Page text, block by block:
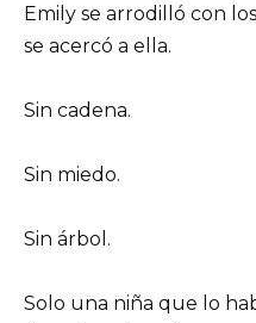
Emily se arrodilló con
se acercó a ella.
Sin cadena.
Sin miedo.
Sin árbol.
Solo una niña que lo